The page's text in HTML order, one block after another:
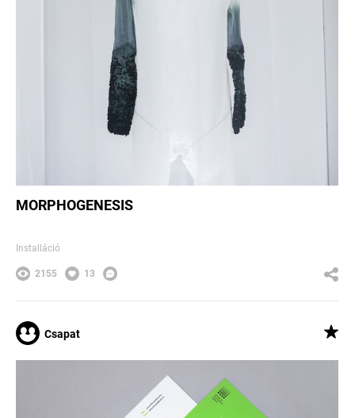
MORPHOGENESIS
Installáció
2155 13
Csapat